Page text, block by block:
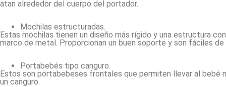
atan alrededor del cuerpo del portador.
Mochilas estructuradas.
Estas mochilas tienen un diseño más rígido y una estructura
marco de metal. Proporcionan un buen soporte y son fáciles de
Portabebés tipo canguro.
Estos son portabebeses frontales que permiten llevar al bebé
un canguro.